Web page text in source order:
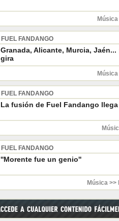
FUEL FANDANGO
Granada, Alicante, Murcia,
gira
FUEL FANDANGO
La fusión de Fuel Fandango
FUEL FANDANGO
''Morente fue un genio''
Música